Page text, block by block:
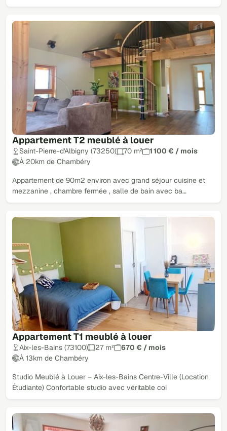
Appartement T2 meublé à louer
Saint-Pierre-d'Albigny (73250) 70 m²
1 100 € / mois
À 20km de Chambéry
Appartement de 90m2 environ avec grand séjour cuisine et
mezzanine , chambre fermée , salle de bain avec ba…
Appartement T1 meublé à louer
Aix-les-Bains (73100) 27 m²
670 € / mois
À 13km de Chambéry
Studio Meublé à Louer – Aix-les-Bains Centre-Ville (Location
Étudiante) Confortable studio avec véritable coi